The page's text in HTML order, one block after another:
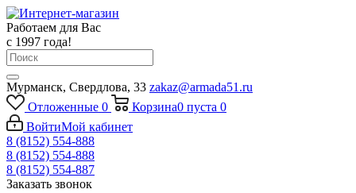
Работаем для Вас
с 1997 года!
Мурманск, Свердлова, 33 zakaz@armada51.ru
Отложенные 0 Корзина0 пуста 0
ВойтиМой кабинет
8 (8152) 554-888
8 (8152) 554-888
8 (8152) 554-887
Заказать звонок